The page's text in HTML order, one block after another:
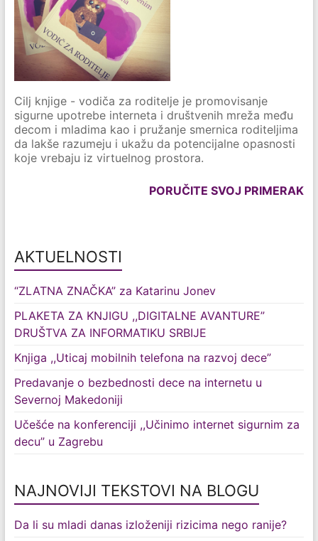
Cilj knjige - vodiča za roditelje je promovisanje
sigurne upotrebe interneta i društvenih mreža među
decom i mladima kao i pružanje smernica roditeljima
da lakše razumeju i ukažu da potencijalne opasnosti
koje vrebaju iz virtuelnog prostora.
PORUČITE SVOJ PRIMERAK
AKTUELNOSTI
“ZLATNA ZNAČKA” za Katarinu Jonev
PLAKETA ZA KNJIGU ,,DIGITALNE AVANTURE”
DRUŠTVA ZA INFORMATIKU SRBIJE
Knjiga ,,Uticaj mobilnih telefona na razvoj dece”
Predavanje o bezbednosti dece na internetu u
Severnoj Makedoniji
Učešće na konferenciji ,,Učinimo internet sigurnim za
decu” u Zagrebu
NAJNOVIJI TEKSTOVI NA BLOGU
Da li su mladi danas izloženiji rizicima nego ranije?